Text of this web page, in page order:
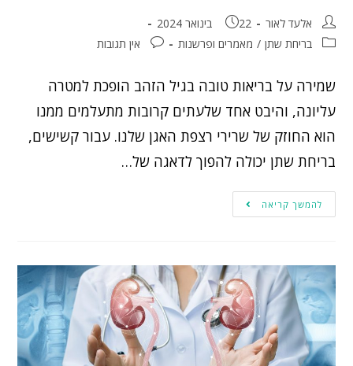
אלעד לאור
22 בינואר 2024
בריחת שתן / מאמרים ופרשנות אין תגובות
שמירה על בריאות טובה בגיל הזהב הופכת למטרה
עליונה, והיבט אחד שלעתים קרובות מתעלמים ממנו
הוא החוזק של שרירי רצפת האגן שלנו. עבור קשישים,
בריחת שתן יכולה להפוך לדאגה של…
להמשך קריאה